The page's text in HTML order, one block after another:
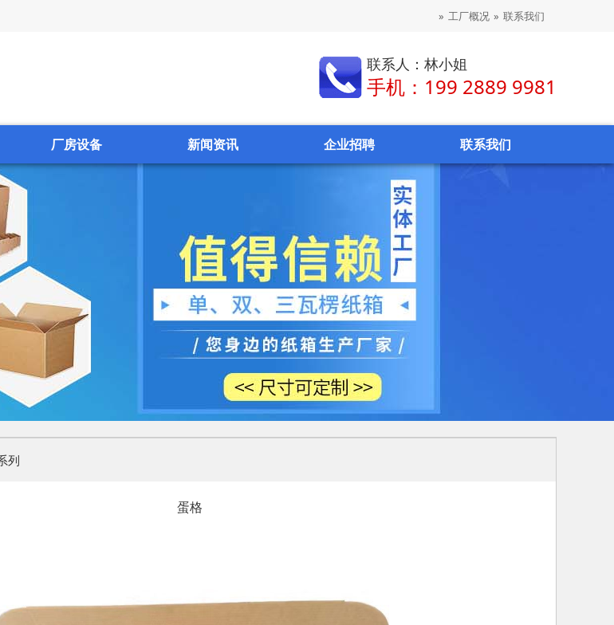
» 工厂概况 » 联系我们
联系人：林小姐
手机：199 2889 9981
厂房设备 新闻资讯 企业招聘 联系我们
列
蛋格